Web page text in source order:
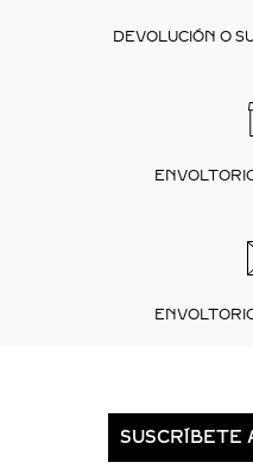
DEVOLUCIÓN O
SUSCRÍBETE